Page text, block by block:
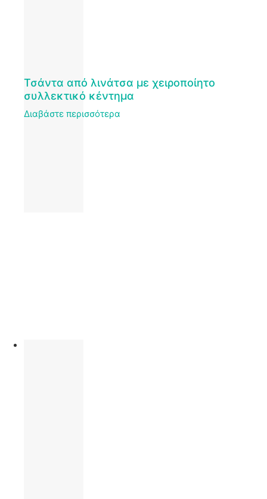
Τσάντα από λινάτσα με χειροποίητο
συλλεκτικό κέντημα
Διαβάστε περισσότερα